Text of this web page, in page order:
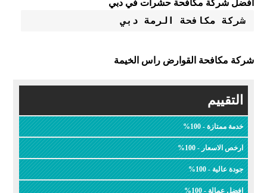
أفضل شركة مكافحة حشرات في دبي
شركة مكافحة الرمة دبي
شركة مكافحة القوارض راس الخيمة
التقييم
خدمة ممتازة - 100%
ارخص الاسعار - 100%
جودة عالية - 100%
افضل عمالة - 100%